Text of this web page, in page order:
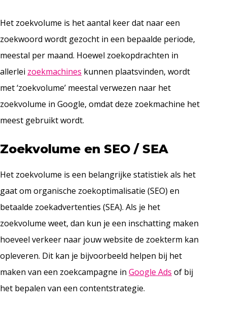
Het zoekvolume is het aantal keer dat naar een
zoekwoord wordt gezocht in een bepaalde periode,
meestal per maand. Hoewel zoekopdrachten in
allerlei zoekmachines kunnen plaatsvinden, wordt
met ‘zoekvolume’ meestal verwezen naar het
zoekvolume in Google, omdat deze zoekmachine het
meest gebruikt wordt.
Zoekvolume en SEO / SEA
Het zoekvolume is een belangrijke statistiek als het
gaat om organische zoekoptimalisatie (SEO) en
betaalde zoekadvertenties (SEA). Als je het
zoekvolume weet, dan kun je een inschatting maken
hoeveel verkeer naar jouw website de zoekterm kan
opleveren. Dit kan je bijvoorbeeld helpen bij het
maken van een zoekcampagne in Google Ads of bij
het bepalen van een contentstrategie.